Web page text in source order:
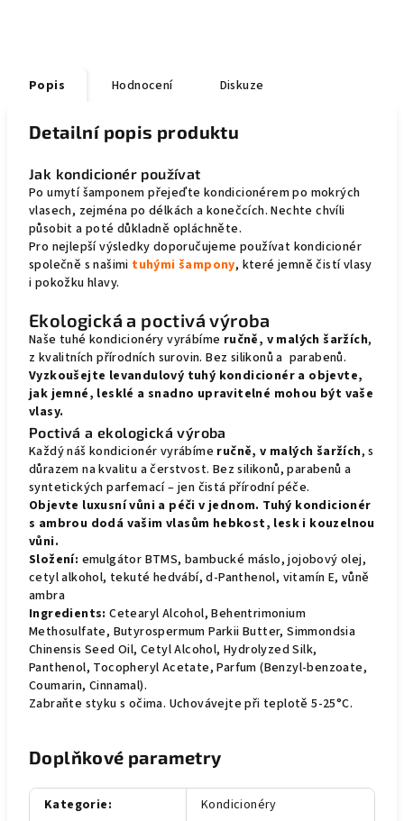
Popis Hodnocení Diskuze
Detailní popis produktu
Jak kondicionér používat
Po umytí šamponem přejeďte kondicionérem po mokrých
vlasech, zejména po délkách a konečcích. Nechte chvíli
působit a poté důkladně opláchněte.
Pro nejlepší výsledky doporučujeme používat kondicionér
společně s našimi tuhými šampony, které jemně čistí vlasy
i pokožku hlavy.
Ekologická a poctivá výroba
Naše tuhé kondicionéry vyrábíme ručně, v malých šaržích,
z kvalitních přírodních surovin. Bez silikonů a parabenů.
Vyzkoušejte levandulový tuhý kondicionér a objevte,
jak jemné, lesklé a snadno upravitelné mohou být vaše
vlasy.
Poctivá a ekologická výroba
Každý náš kondicionér vyrábíme ručně, v malých šaržích, s
důrazem na kvalitu a čerstvost. Bez silikonů, parabenů a
syntetických parfemací – jen čistá přírodní péče.
Objevte luxusní vůni a péči v jednom. Tuhý kondicionér
s ambrou dodá vašim vlasům hebkost, lesk i kouzelnou
vůni.
Složení: emulgátor BTMS, bambucké máslo, jojobový olej,
cetyl alkohol, tekuté hedvábí, d-Panthenol, vitamín E, vůně
ambra
Ingredients:Cetearyl Alcohol, Behentrimonium
Methosulfate, Butyrospermum Parkii Butter, Simmondsia
Chinensis Seed Oil, Cetyl Alcohol, Hydrolyzed Silk,
Panthenol, Tocopheryl Acetate, Parfum (Benzyl-benzoate,
Coumarin, Cinnamal).
Zabraňte styku s očima. Uchovávejte při teplotě 5-25°C.
Doplňkové parametry
Kategorie: Kondicionéry